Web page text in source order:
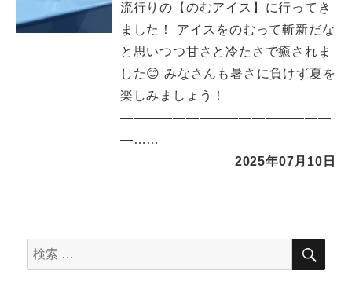
流行りの【のむアイス】に行ってき
ました！ アイスをのむって斬新だな
と思いつつ甘さと冷たさで癒されま
した😊 みなさんも暑さに負けず夏を
楽しみましょう！
――――――――――――――――
―……
2025年07月10日
検
索
検